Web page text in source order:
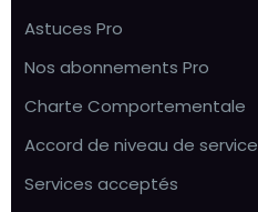
Astuces Pro
Nos abonnements Pro
Charte Comportementale
Accord de niveau de service
Services acceptés